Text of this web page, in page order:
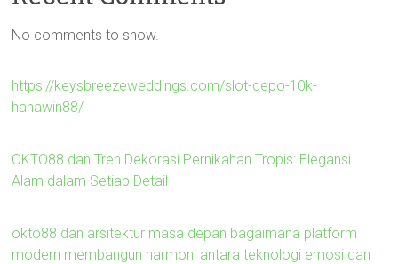
No comments to show.
https://keysbreezeweddings.com/slot-depo-10k-
hahawin88/
OKTO88 dan Tren Dekorasi Pernikahan Tropis: Elegansi
Alam dalam Setiap Detail
okto88 dan arsitektur masa depan bagaimana platform
modern membangun harmoni antara teknologi emosi dan